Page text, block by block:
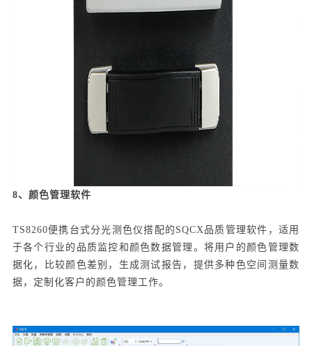
8、 颜色管理软件
TS8260便携台式分光测色仪搭配的SQCX品质管理软件，适用
于各个行业的品质监控和颜色数据管理。将用户的颜色管理数
据化，比较颜色差别，生成测试报告，提供多种色空间测量数
据，定制化客户的颜色管理工作。